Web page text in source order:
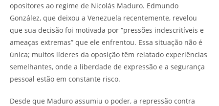
opositores ao regime de Nicolás Maduro. Edmundo
González, que deixou a Venezuela recentemente, revelou
que sua decisão foi motivada por “pressões indescritíveis e
ameaças extremas” que ele enfrentou. Essa situação não é
única; muitos líderes da oposição têm relatado experiências
semelhantes, onde a liberdade de expressão e a segurança
pessoal estão em constante risco.
Desde que Maduro assumiu o poder, a repressão contra